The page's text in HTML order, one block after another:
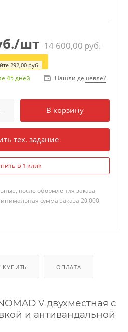
стола.
NdVp
/шт 14 600,00руб.
292,00 руб.
45 дней Нашли дешевле?
В корзину
тех. задание
в 1 клик
после оформления заказа
сумма заказа 20 000
КУПИТЬ ОПЛАТА
V двухместная с
и антивандальной